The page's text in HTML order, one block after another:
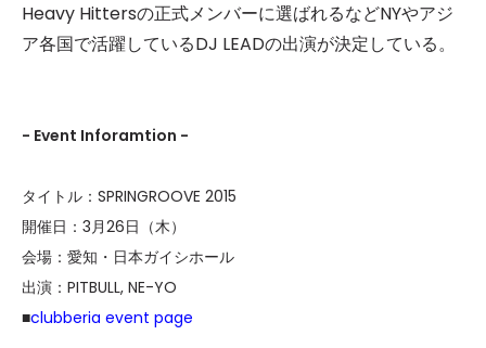
Heavy Hittersの正式メンバーに選ばれるなどNYやアジ
ア各国で活躍しているDJ LEADの出演が決定している。
- Event Inforamtion -
タイトル：SPRINGROOVE 2015
開催日：3月26日（木）
会場：愛知・日本ガイシホール
出演：PITBULL, NE-YO
■clubberia event page